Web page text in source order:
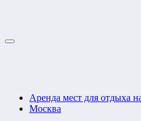
Аренда мест для отдыха
Москва